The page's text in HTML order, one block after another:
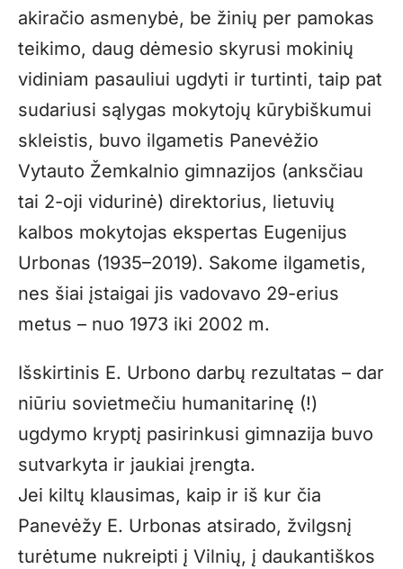
akiračio asmenybė, be žinių per pamokas
teikimo, daug dėmesio skyrusi mokinių
vidiniam pasauliui ugdyti ir turtinti, taip pat
sudariusi sąlygas mokytojų kūrybiškumui
skleistis, buvo ilgametis Panevėžio
Vytauto Žemkalnio gimnazijos (anksčiau
tai 2-oji vidurinė) direktorius, lietuvių
kalbos mokytojas ekspertas Eugenijus
Urbonas (1935–2019). Sakome ilgametis,
nes šiai įstaigai jis vadovavo 29-erius
metus – nuo 1973 iki 2002 m.
Išskirtinis E. Urbono darbų rezultatas – dar
niūriu sovietmečiu humanitarinę (!)
ugdymo kryptį pasirinkusi gimnazija buvo
sutvarkyta ir jaukiai įrengta.
Jei kiltų klausimas, kaip ir iš kur čia
Panevėžy E. Urbonas atsirado, žvilgsnį
turėtume nukreipti į Vilnių, į daukantiškos